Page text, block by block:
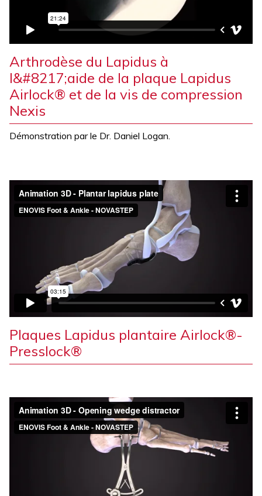
Arthrodèse du Lapidus à
l&#8217;aide de la plaque Lapidus
Airlock® et de la vis de compression
Nexis
Démonstration par le Dr. Daniel Logan.
Plaques Lapidus plantaire Airlock®-
Presslock®